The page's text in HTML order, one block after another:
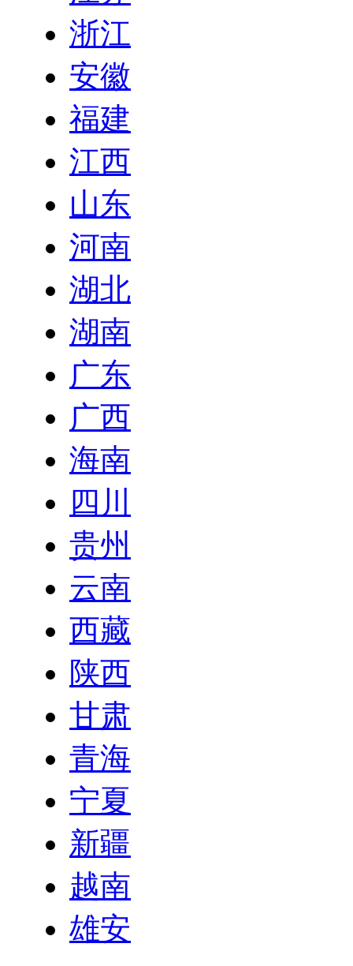
浙江
安徽
福建
江西
山东
河南
湖北
湖南
广东
广西
海南
四川
贵州
云南
西藏
陕西
甘肃
青海
宁夏
新疆
越南
雄安